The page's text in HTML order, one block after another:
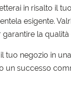
in risalto il
esigente.
la
tuo negozio in
un successo